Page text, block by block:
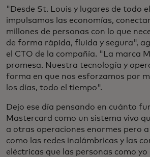
"Desde St. Louis y lugares de todo
impulsamos las economías,
millones de personas con lo que
de forma rápida, fluida y segura",
el CTO de la compañía. "La marca
promesa. Nuestra tecnología y
forma en que nos esforzamos por
los días, todo el tiempo".
Dejo ese día pensando en cuánto
Mastercard como un sistema vivo
a otras operaciones enormes pero
como las redes inalámbricas y las
eléctricas que las personas como